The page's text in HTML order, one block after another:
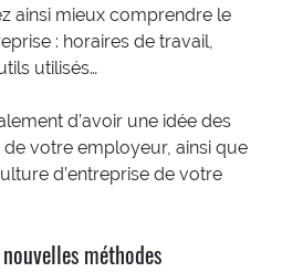
ainsi mieux comprendre le
: horaires de travail,
utilisés…
d’avoir une idée des
votre employeur, ainsi que
d’entreprise de votre
méthodes